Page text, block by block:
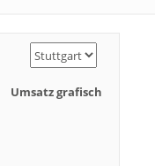
Umsatz grafisch